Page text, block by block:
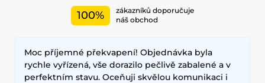
100%
zákazníků doporučuje
náš obchod
Moc příjemné překvapení! Objednávka byla
rychle vyřízená, vše dorazilo pečlivě zabalené a v
perfektním stavu. Oceňuji skvělou komunikaci i